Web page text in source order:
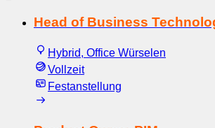
Head of Business
Hybrid, Office Würselen
Vollzeit
Festanstellung